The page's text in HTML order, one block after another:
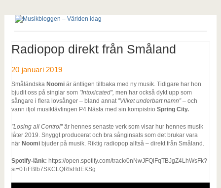
Radiopop direkt från Småland
20 januari 2019
Småländska Noomi är äntligen tillbaka med ny musik. Tidigare har hon
bjudit oss på singlar som ”Intoxicated”, men har också dykt upp som
sångare i flera lovsånger – bland annat ”Vilket underbart namn” – och
vann ifjol musiktävlingen P4 Nästa med sin kompistrio Spring City.
”Losing all Control”är hennes senaste verk som visar hur hennes musik
låter 2019. Snyggt producerat och bra sånginsats som det brukar vara
när Noomi bjuder på musik. Riktig radiopop alltså – direkt från Småland.
Spotify-länk: https://open.spotify.com/track/0nNwJFQlFqTBJgZ4LhWsFk?
si=0TiFBfb7SKCLQRfsHdEKSg